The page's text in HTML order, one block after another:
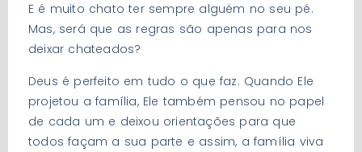
E é muito chato ter sempre alguém no seu pé.
Mas, será que as regras são apenas para nos
deixar chateados?
Deus é perfeito em tudo o que faz. Quando Ele
projetou a família, Ele também pensou no papel
de cada um e deixou orientações para que
todos façam a sua parte e assim, a família viva